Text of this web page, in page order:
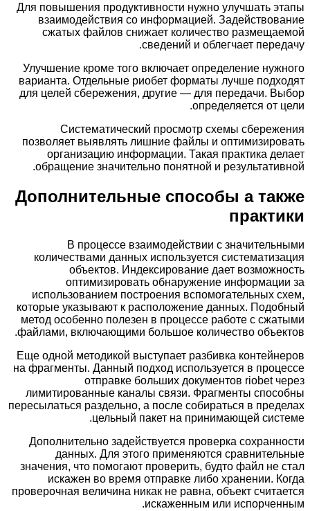
Для повышения продуктивности нужно улучшать этапы
взаимодействия со информацией. Задействование
сжатых файлов снижает количество размещаемой
сведений и облегчает передачу.
Улучшение кроме того включает определение нужного
варианта. Отдельные риобет форматы лучше подходят
для целей сбережения, другие — для передачи. Выбор
определяется от цели.
Систематический просмотр схемы сбережения
позволяет выявлять лишние файлы и оптимизировать
организацию информации. Такая практика делает
обращение значительно понятной и результативной.
Дополнительные способы а также
практики
В процессе взаимодействии с значительными
количествами данных используется систематизация
объектов. Индексирование дает возможность
оптимизировать обнаружение информации за
использованием построения вспомогательных схем,
которые указывают к расположение данных. Подобный
метод особенно полезен в процессе работе с сжатыми
файлами, включающими большое количество объектов.
Еще одной методикой выступает разбивка контейнеров
на фрагменты. Данный подход используется в процессе
отправке больших документов riobet через
лимитированные каналы связи. Фрагменты способны
пересылаться раздельно, а после собираться в пределах
цельный пакет на принимающей системе.
Дополнительно задействуется проверка сохранности
данных. Для этого применяются сравнительные
значения, что помогают проверить, будто файл не стал
искажен во время отправке либо хранении. Когда
проверочная величина никак не равна, объект считается
искаженным или испорченным.